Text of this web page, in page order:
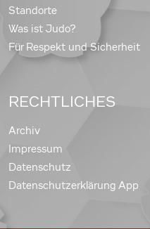
Standorte
Was ist Judo?
Für Respekt und Sicherheit
RECHTLICHES
Archiv
Impressum
Datenschutz
Datenschutzerklärung App